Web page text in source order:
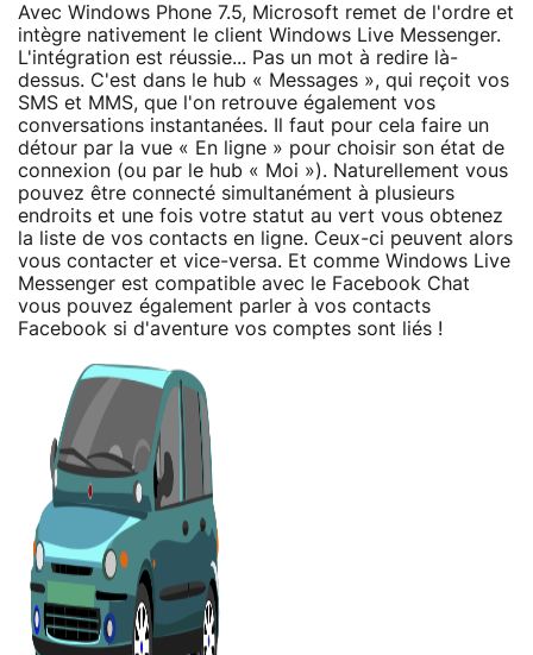
Avec Windows Phone 7.5, Microsoft remet de l'ordre et
intègre nativement le client Windows Live Messenger.
L'intégration est réussie... Pas un mot à redire là-
dessus. C'est dans le hub « Messages », qui reçoit vos
SMS et MMS, que l'on retrouve également vos
conversations instantanées. Il faut pour cela faire un
détour par la vue « En ligne » pour choisir son état de
connexion (ou par le hub « Moi »). Naturellement vous
pouvez être connecté simultanément à plusieurs
endroits et une fois votre statut au vert vous obtenez
la liste de vos contacts en ligne. Ceux-ci peuvent alors
vous contacter et vice-versa. Et comme Windows Live
Messenger est compatible avec le Facebook Chat
vous pouvez également parler à vos contacts
Facebook si d'aventure vos comptes sont liés !